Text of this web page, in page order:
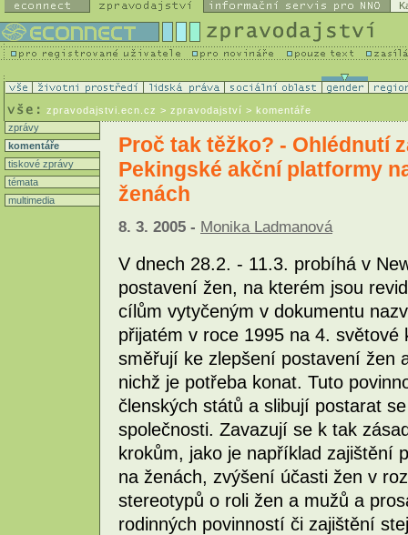
zpravodajstvi.ecn.cz > zpravodajství > komentáře
zprávy
komentáře
tiskové zprávy
témata
multimedia
Proč tak těžko? - Ohlédnutí
Pekingské akční platformy
ženách
8. 3. 2005 - Monika Ladmanová
V dnech 28.2. - 11.3. probíhá v
postavení žen, na kterém jsou
cílům vytyčeným v dokumentu
přijatém v roce 1995 na 4.
směřují ke zlepšení postavení žen
nichž je potřeba konat. Tuto
členských států a slibují postarat
společnosti. Zavazují se k tak
krokům, jako je například zajištění
na ženách, zvýšení účasti žen v
stereotypů o roli žen a mužů a
rodinných povinností či zajištění